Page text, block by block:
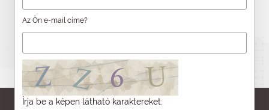
Az Ön e-mail címe?
Írja be a képen látható karaktereket: